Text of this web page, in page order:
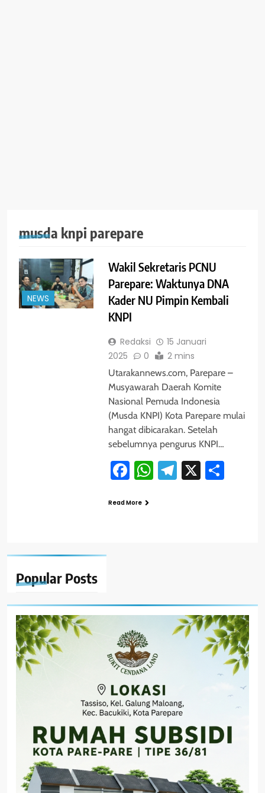
Popular Posts
musda knpi parepare
NEWS
Wakil Sekretaris PCNU
Parepare: Waktunya DNA
Kader NU Pimpin Kembali
KNPI
Redaksi
15 Januari
2025
0 2 mins
Utarakannews.com, Parepare –
Musyawarah Daerah Komite
Nasional Pemuda Indonesia
(Musda KNPI) Kota Parepare mulai
hangat dibicarakan. Setelah
sebelumnya pengurus KNPI…
Facebook
WhatsApp
Telegram
X
Read More